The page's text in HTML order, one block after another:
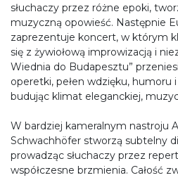
słuchaczy przez różne epoki,
muzyczną opowieść. Następnie
zaprezentuje koncert, w którym
się z żywiołową improwizacją i
Wiednia do Budapesztu”
operetki, pełen wdzięku, humoru
budując klimat eleganckiej,
W bardziej kameralnym nastroju
Schwachhöfer stworzą subtelny
prowadząc słuchaczy przez
współczesne brzmienia. Całość